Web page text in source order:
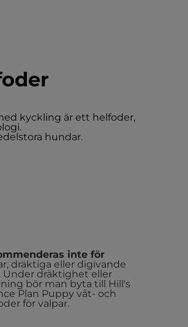
kyckling är ett helfoder,
hundar.
inte för
dräktiga eller digivande
Under dräktighet eller
bör man byta till Hill's
Plan Puppy våt- och
för valpar.